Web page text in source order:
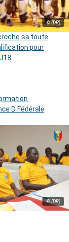
© (DR)
sa toute
pour
D Fédérale
© (DR)